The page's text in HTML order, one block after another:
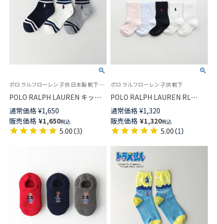
ポロ ラルフローレン 子供 日本製 靴下 ポロベア 2025SS
POLO RALPH LAUREN キッズ
PP刺繍 クリケット スニーカー
丈 ソックス 04863754
通常価格 ¥1,650
販売価格 ¥1,650税込
5.00（3）
ポロ ラルフローレン 子供 靴下
POLO RALPH LAUREN RL
Layette 日本製 POLOロゴ刺繍
リブ クルー丈 ソックス キッズ
04885506
通常価格 ¥1,320
販売価格 ¥1,320税込
5.00（1）